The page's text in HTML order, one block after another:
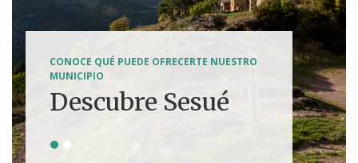
CONOCE QUÉ PUEDE OFRECERTE NUESTRO
MUNICIPIO
Descubre Sesué
Tierra de
aventuras